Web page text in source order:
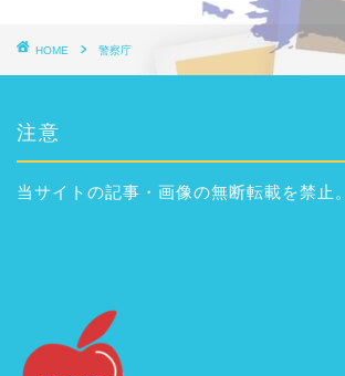
HOME 警察庁
注意
当サイトの記事・画像の無断転載を禁止。